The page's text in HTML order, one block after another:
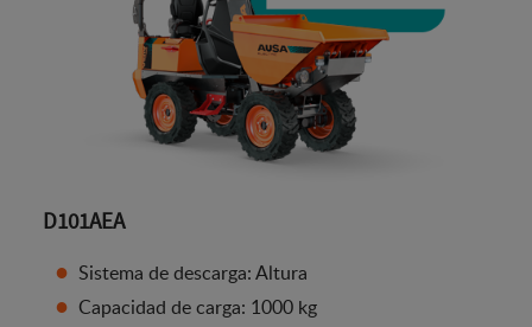
D101AEA
Sistema de descarga: Altura
Capacidad de carga: 1000 kg